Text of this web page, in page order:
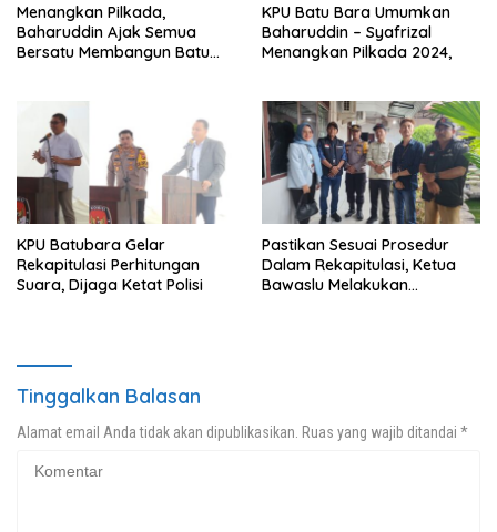
Menangkan Pilkada,
Baharuddin Ajak Semua
Bersatu Membangun Batu
KPU Batu Bara Umumkan
Baharuddin – Syafrizal
Menangkan Pilkada 2024,
KPU Batubara Gelar
Rekapitulasi Perhitungan
Suara, Dijaga Ketat Polisi
Pastikan Sesuai Prosedur
Dalam Rekapitulasi, Ketua
Bawaslu Melakukan
Tinggalkan Balasan
Alamat email Anda tidak akan dipublikasikan. Ruas yang wajib ditandai *